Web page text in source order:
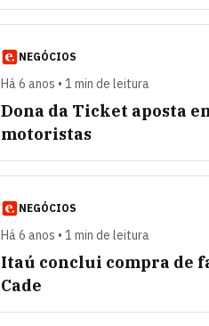
NEGÓCIOS
Há 6 anos • 1 min de leitura
Dona da Ticket aposta
motoristas
NEGÓCIOS
Há 6 anos • 1 min de leitura
Itaú conclui compra de
Cade